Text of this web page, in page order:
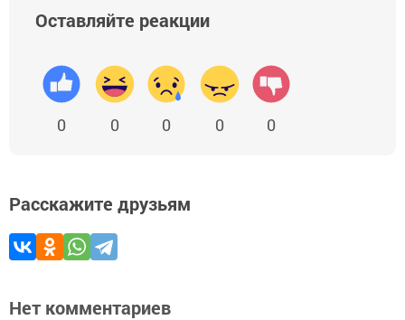
Оставляйте реакции
0 0 0 0 0
Расскажите друзьям
Нет комментариев